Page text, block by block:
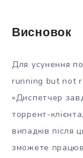
Висновок
Для усунення
running but not
«Диспетчер
торрент-
випадків після
зможете